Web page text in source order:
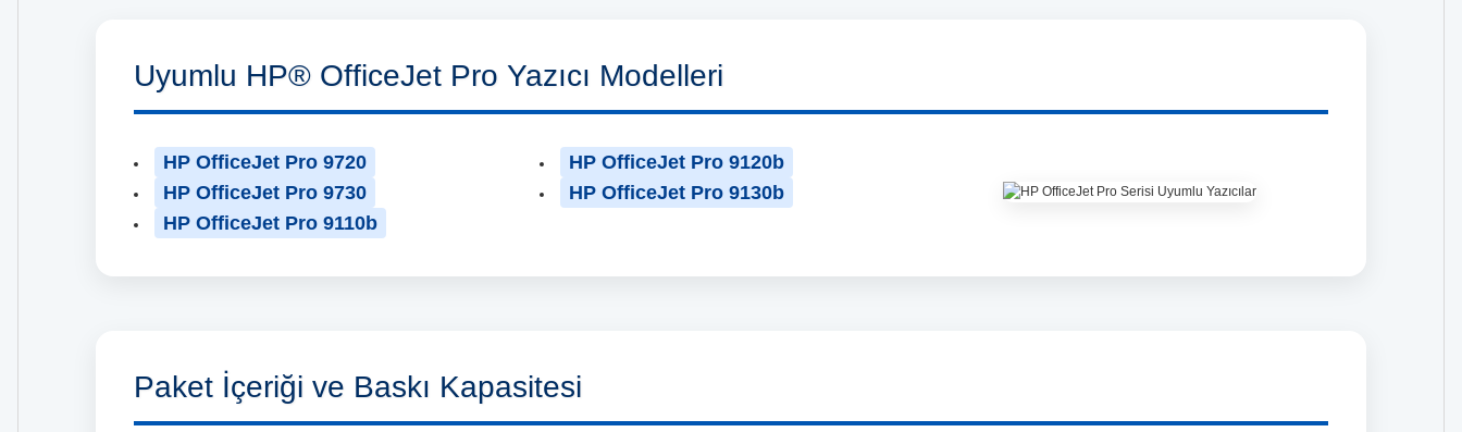
Uyumlu HP® OfficeJet Pro Yazıcı Modelleri
HP OfficeJet Pro 9720
HP OfficeJet Pro 9730
HP OfficeJet Pro 9110b
HP OfficeJet Pro 9120b
HP OfficeJet Pro 9130b
Paket İçeriği ve Baskı Kapasitesi